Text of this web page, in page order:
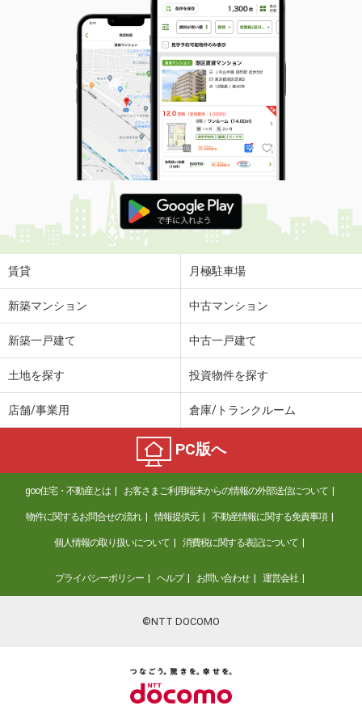
賃貸 月極駐車場
新築マンション 中古マンション
新築一戸建て 中古一戸建て
土地を探す 投資物件を探す
店舗/事業用 倉庫/トランクルーム
PC版へ
goo住宅・不動産とは お客さまご利用端末からの情報の外部送信について
物件に関するお問合せの流れ 情報提供元 不動産情報に関する免責事項
個人情報の取り扱いについて 消費税に関する表記について
プライバシーポリシー ヘルプ お問い合わせ 運営会社
©NTT DOCOMO